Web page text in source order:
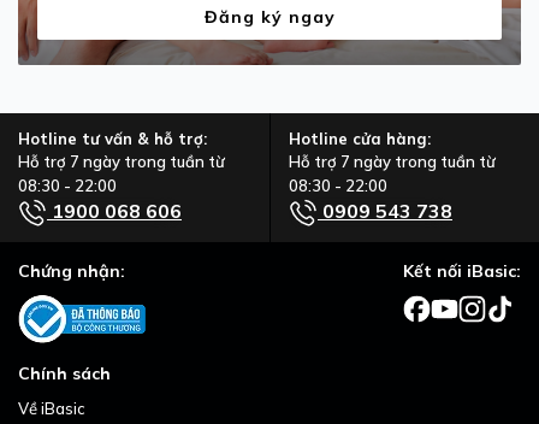
Đăng ký ngay
Hotline tư vấn & hỗ trợ:
Hỗ trợ 7 ngày trong tuần từ
08:30 - 22:00
1900 068 606
Hotline cửa hàng:
Hỗ trợ 7 ngày trong tuần từ
08:30 - 22:00
0909 543 738
Chính sách
Về iBasic
Chứng nhận: Kết nối iBasic: